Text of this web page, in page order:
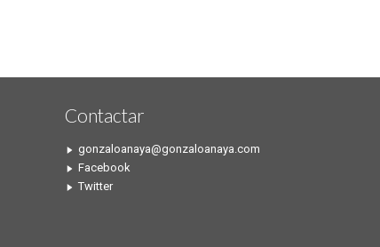
Contactar
gonzaloanaya@gonzaloanaya.com
Facebook
Twitter